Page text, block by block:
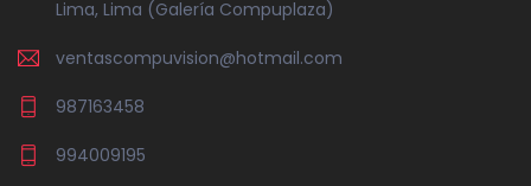
Lima, Lima (Galería Compuplaza)
ventascompuvision@hotmail.com
987163458
994009195